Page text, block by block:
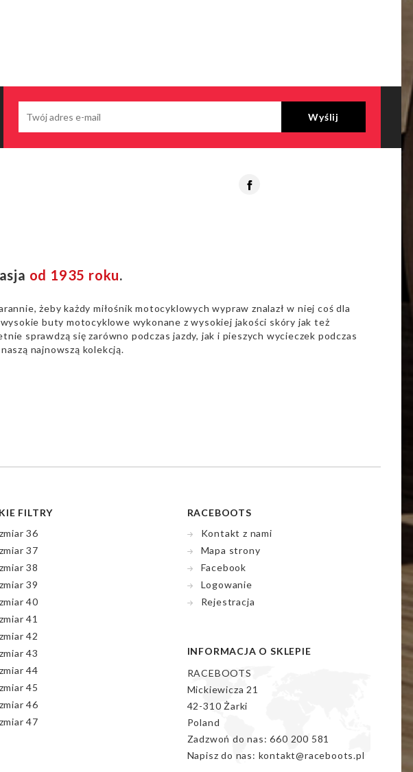
od 1935 roku.
żeby każdy miłośnik motocyklowych wypraw znalazł w niej coś dla
buty motocyklowe wykonane z wysokiej jakości skóry jak też
sprawdzą się zarówno podczas jazdy, jak i pieszych wycieczek podczas
najnowszą kolekcją.
FILTRY
36
37
38
39
40
41
42
43
44
45
46
47
RACEBOOTS
Kontakt z nami
Mapa strony
Facebook
Logowanie
Rejestracja
INFORMACJA O SKLEPIE
RACEBOOTS
Mickiewicza 21
42-310 Żarki
Poland
Zadzwoń do nas:660 200 581
Napisz do nas: kontakt@raceboots.pl